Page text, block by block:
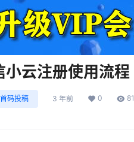
小云注册使用流程
首码投稿 3 年前 0 81